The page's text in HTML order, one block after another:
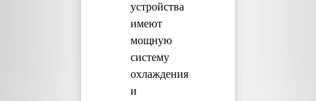
устройства
имеют
мощную
систему
охлаждения
и